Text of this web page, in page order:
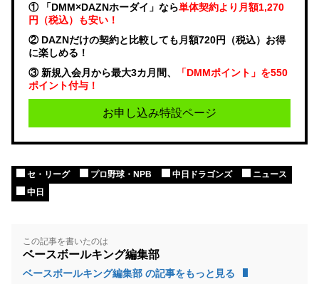
① 「DMM×DAZNホーダイ」なら単体契約より月額1,270
円（税込）も安い！
② DAZNだけの契約と比較しても月額720円（税込）お得
に楽しめる！
③ 新規入会月から最大3カ月間、
「DMMポイント」を550
ポイント付与！
お申し込み特設ページ
セ・リーグ プロ野球・NPB 中日ドラゴンズ
ニュース
中日
この記事を書いたのは
ベースボールキング編集部
ベースボールキング編集部 の記事をもっと見る